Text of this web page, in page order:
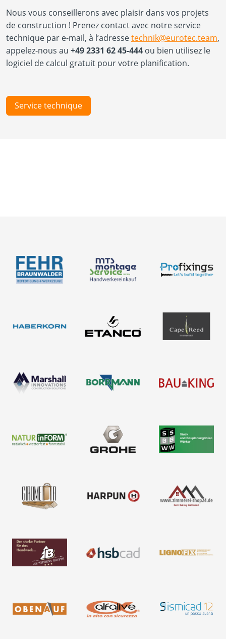
Nous vous conseillerons avec plaisir dans vos projets
de construction ! Prenez contact avec notre service
technique par e-mail, à l’adressetechnik@eurotec.team,
appelez-nous au +49 2331 62 45-444 ou bien utilisez le
logiciel de calcul gratuit pour votre planification.
Service technique